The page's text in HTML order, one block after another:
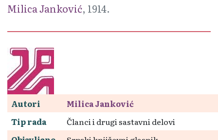
Milica Janković, 1914.
Autori
Milica Janković
Tip rada
Članci i drugi sastavni delovi